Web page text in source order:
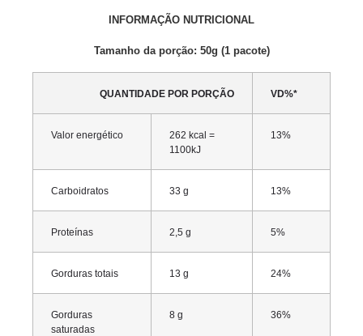
INFORMAÇÃO NUTRICIONAL
Tamanho da porção: 50g (1 pacote)
QUANTIDADE POR PORÇÃO VD%*
Valor energético
262 kcal =
1100kJ
13%
Carboidratos 33 g 13%
Proteínas 2,5 g 5%
Gorduras totais 13 g 24%
Gorduras
saturadas
8 g 36%